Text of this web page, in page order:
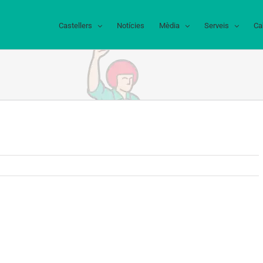
Castellers Notícies Mèdia Serveis